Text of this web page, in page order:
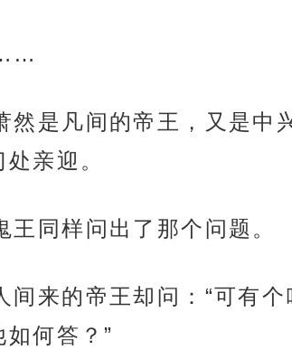
然是凡间的帝王，又是中
处亲迎。
王同样问出了那个问题。
间来的帝王却问：“可有
如何答？”